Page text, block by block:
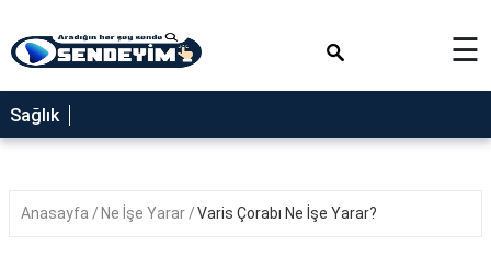
SAĞLIK
NEDİR
YEMEK
☰
Sağlık
Anasayfa Ne İşe Yarar Varis Çorabı Ne İşe Yarar?